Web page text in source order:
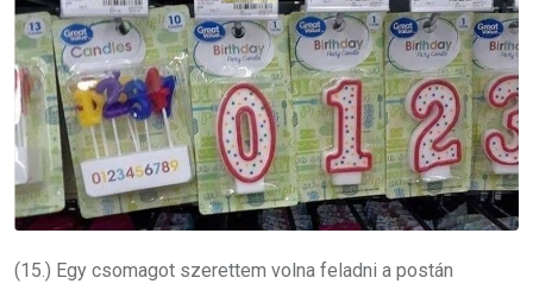
(15.) Egy csomagot szerettem volna feladni a postán